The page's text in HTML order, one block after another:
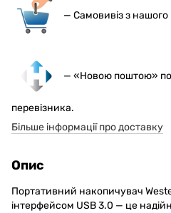
— Самовивіз з
— «Новою поштою» по
перевізника.
Більше інформації про доставку
Опис
Портативний накопичувач
інтерфейсом USB 3.0 — це